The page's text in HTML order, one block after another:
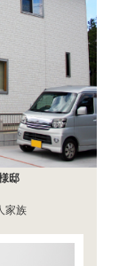
邸
家族